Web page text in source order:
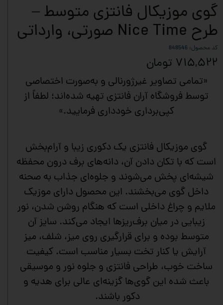
گوی موزیکال فانتزی متوسط –
طرح Nice Time صورتی، وارداتی
کد محصول: 848546
۷۱۵,۵۲۲ تومان
«تمامی تصاویر غیرژورنالی و به‌صورت اختصاصی
توسط فروشگاه آران فانتزی تهیه شده‌اند؛ لطفاً از
کپی‌برداری خودداری فرمایید.»
گوی موزیکال فانتزی یک دکوری زیبا و آرام‌بخش
است که با تکان دادن آن، دانه‌های برف درون محفظه
شیشه‌ای پخش می‌شوند و جلوه‌ای جذاب به صحنه
داخل گوی می‌بخشند. این محصول دارای موزیک
ملایم و چراغ داخلی است که هنگام روشن شدن، نور
زیبایی در میان برف‌ریزها ایجاد می‌کند. سایز آن
متوسط بوده و برای قرارگیری روی میز، شلف، میز
آرایش یا کنار تخت بسیار مناسب است. کیفیت
ساخت خوب، طراحی فانتزی و جلوه نور و موسیقی
باعث شده این گوی‌ها گزینه‌ای عالی برای هدیه و
دکور باشند.